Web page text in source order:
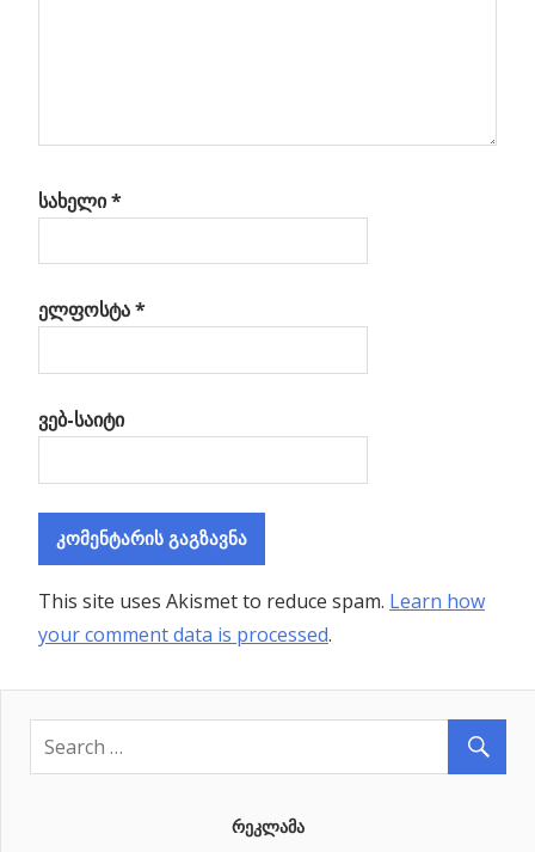
სახელი*
ელფოსტა*
ვებ-საიტი
This site uses Akismet to reduce spam. Learn how
your comment data is processed.
ᲠᲔᲙᲚᲐᲛᲐ